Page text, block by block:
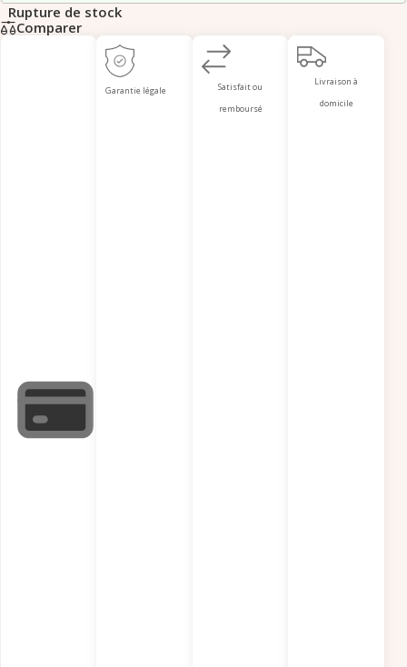
Rupture de stock
Comparer
Garantie légale
Satisfait ou
remboursé
Livraison à
domicile